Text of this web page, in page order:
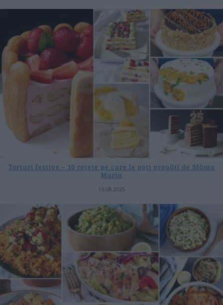
Torturi festive – 10 rețete pe care le poți pregăti de Sfânta
Maria
13.08.2025